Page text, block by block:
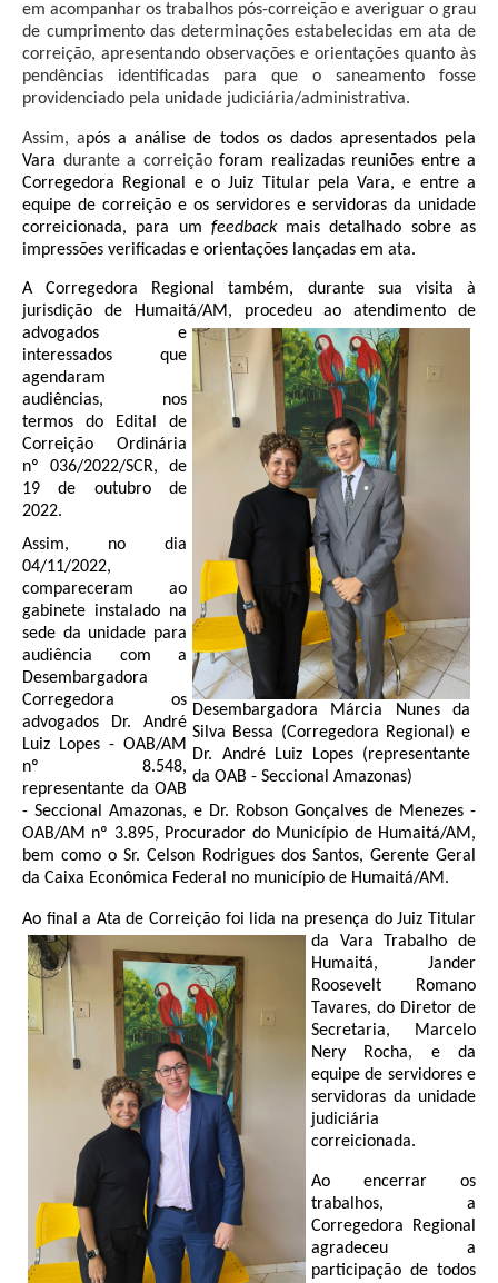
Gestão de Riscos
Laboratório de Inovação
Assessoria de Governança de Gestão de Pessoas
Sites Institucionais
Biblioteca
Centro de Memória
Educação a distância
Responsabilidade Socioambiental
Comissão Permanente de Acessibilidade e Inclusão
Escola Judicial
Programa Trabalho Seguro
Coordenadoria de Saúde
Serviços
Ação Trabalhista (Atermação)
Atermação On-line - Interior de Roraima
Atermação On-line - Interior do Amazonas
Agendamento de Reclamação Verbal
Glossário
Consulta de Pautas
Atas de Sessões do Pleno
Audiências e Sessões
Calendário das Sessões da 1ª Turma 2026
Calendário de Sessões da 2ª Turma - 2026
Calendário das Sessões do Pleno e Especializadas 2026
Carta de Serviços ao Cidadão
Cartilhas
Cadastro de Peritos, Tradutores e Intérpretes
Calendários
Calendário Geral
Calendário de Eventos
Calendário de Eventos passados
Calendário das Sessões
Calendário das Correições
em acompanhar os trabalhos pós-correição e averiguar o grau
de cumprimento das determinações estabelecidas em ata de
correição, apresentando observações e orientações quanto às
pendências identificadas para que o saneamento fosse
providenciado pela unidade judiciária/administrativa.
Assim, após a análise de todos os dados apresentados pela
Vara durante a correição foram realizadas reuniões entre a
Corregedora Regional e o Juiz Titular pela Vara, e entre a
equipe de correição e os servidores e servidoras da unidade
correicionada, para um feedbackmais detalhado sobre as
impressões verificadas e orientações lançadas em ata.
A Corregedora Regional também, durante sua visita à
jurisdição de Humaitá/AM, procedeu ao atendimento de
advogados e
Desembargadora Márcia Nunes da
Silva Bessa (Corregedora Regional) e
Dr. André Luiz Lopes (representante
da OAB - Seccional Amazonas)
interessados que
agendaram
audiências, nos
termos do Edital de
Correição Ordinária
nº 036/2022/SCR, de
19 de outubro de
2022.
Assim, no dia
04/11/2022,
compareceram ao
gabinete instalado na
sede da unidade para
audiência com a
Desembargadora
Corregedora os
advogados Dr. André
Luiz Lopes - OAB/AM
nº 8.548,
representante da OAB
- Seccional Amazonas, e Dr. Robson Gonçalves de Menezes -
OAB/AM nº 3.895, Procurador do Município de Humaitá/AM,
bem como o Sr. Celson Rodrigues dos Santos, Gerente Geral
da Caixa Econômica Federal no município de Humaitá/AM.
Ao final a Ata de Correição foi lida na presença do Juiz Titular
da Vara Trabalho de
Humaitá, Jander
Roosevelt Romano
Tavares, do Diretor de
Secretaria, Marcelo
Nery Rocha, e da
equipe de servidores e
servidoras da unidade
judiciária
correicionada.
Ao encerrar os
trabalhos, a
Corregedora Regional
agradeceu a
participação de todos